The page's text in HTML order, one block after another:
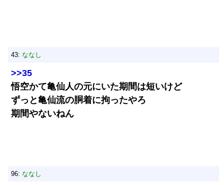
43: ななし
>>35
悟空かて亀仙人の元にいた期間は短いけど
ずっと亀仙流の胴着に拘ったやろ
期間やないねん
96: ななし